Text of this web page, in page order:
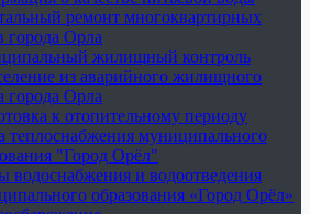
ремонт многоквартирных
города Орла
жилищный контроль
из аварийного жилищного
города Орла
к отопительному периоду
теплоснабжения муниципального
"Город Орёл"
водоснабжения и водоотведения
образования «Город Орёл»